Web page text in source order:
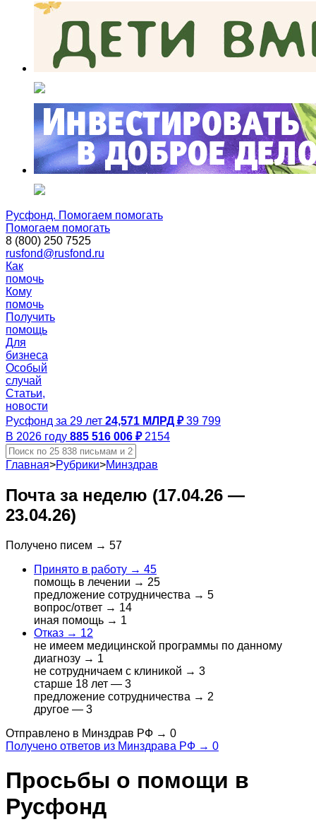
Русфонд. Помогаем помогать
Помогаем помогать
8 (800) 250 7525
rusfond@rusfond.ru
Как
помочь
Кому
помочь
Получить
помощь
Для
бизнеса
Особый
случай
Статьи,
новости
Русфонд за 29 лет 24,571 МЛРД ₽ 39 799
В 2026 году 885 516 006 ₽ 2154
Главная>Рубрики>Минздрав
Почта за неделю (17.04.26 —
23.04.26)
Получено писем → 57
Принято в работу → 45
помощь в лечении → 25
предложение сотрудничества → 5
вопрос/ответ → 14
иная помощь → 1
Отказ → 12
не имеем медицинской программы по данному
диагнозу → 1
не сотрудничаем с клиникой → 3
старше 18 лет — 3
предложение сотрудничества → 2
другое — 3
Отправлено в Минздрав РФ → 0
Получено ответов из Минздрава РФ → 0
Просьбы о помощи в
Русфонд